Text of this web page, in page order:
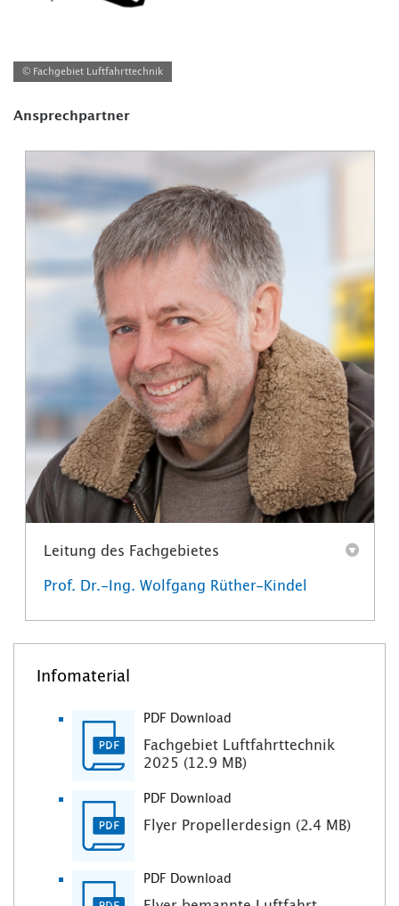
© Fachgebiet Luftfahrttechnik
Ansprechpartner
Leitung des Fachgebietes
Prof. Dr.-Ing. Wolfgang Rüther-Kindel
Infomaterial
PDF Download
Fachgebiet Luftfahrttechnik
2025 (12.9 MB)
PDF Download
Flyer Propellerdesign (2.4 MB)
PDF Download